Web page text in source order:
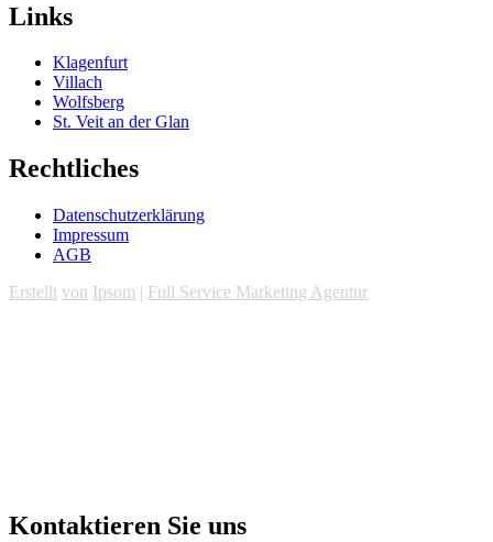
Links
Klagenfurt
Villach
Wolfsberg
St. Veit an der Glan
Rechtliches
Datenschutzerklärung
Impressum
AGB
Erstellt von Ipsom | Full Service Marketing Agentur
Kontaktieren Sie uns